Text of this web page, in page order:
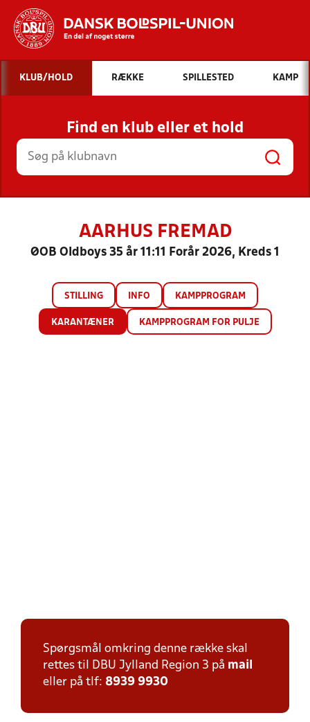
Hvad vil du søge efter?
INDHOLD OG NYHEDER
STILLINGER, RESULTATER, KLUBBER OG
HOLD
KLUB/HOLD RÆKKE SPILLESTED KAMP
Find en klub eller et hold
AARHUS FREMAD
ØOB Oldboys 35 år 11:11 Forår 2026, Kreds 1
STILLING INFO KAMPPROGRAM
KARANTÆNER KAMPPROGRAM FOR PULJE
Spørgsmål omkring denne række skal
rettes til DBU Jylland Region 3 på mail
eller på tlf: 8939 9930